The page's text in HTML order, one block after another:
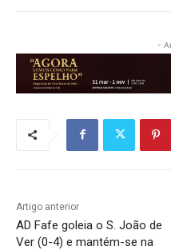
-
Artigo anterior
AD Fafe goleia o S. João de
Ver (0-4) e mantém-se na